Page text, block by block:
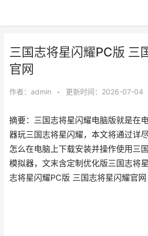
三国志将星闪耀PC版 三
官网
作者： admin • 更新时间：2026-07-04
摘要：三国志将星闪耀电脑版就是在
器玩三国志将星闪耀，本文将通过详
怎么在电脑上下载安装并操作使用三
模拟器，文末含定制优化版三国志将
志将星闪耀PC版 三国志将星闪耀官网